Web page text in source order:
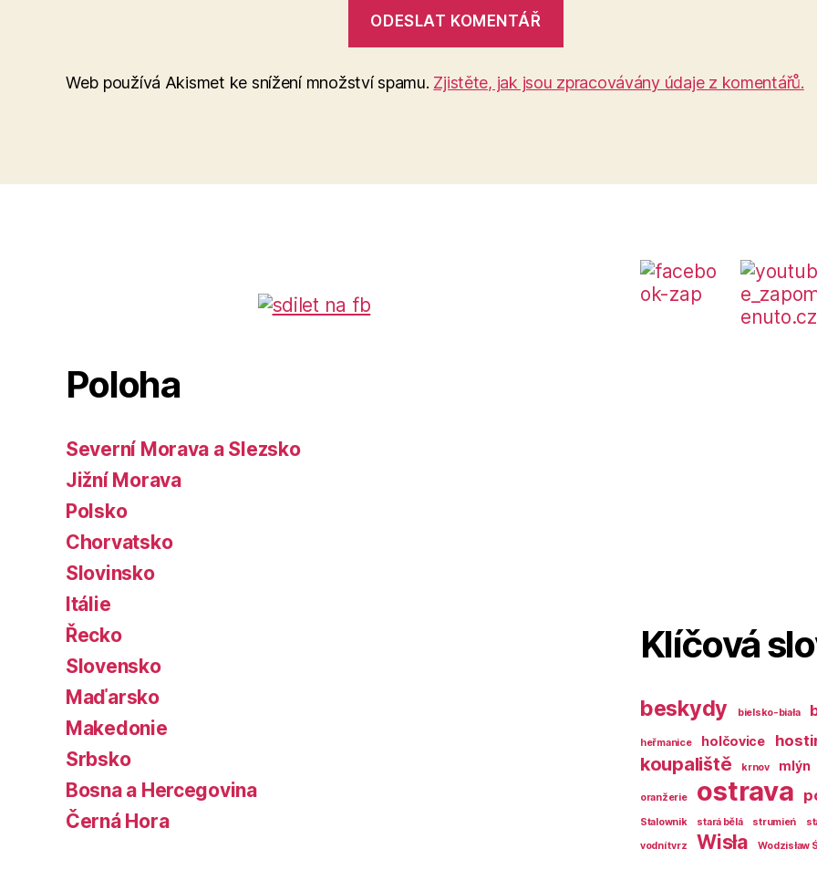
Web používá Akismet ke snížení množství spamu. Zjistěte, jak jsou zpracovávány údaje z komentářů.
Poloha
Severní Morava a Slezsko
Jižní Morava
Polsko
Chorvatsko
Slovinsko
Itálie
Řecko
Slovensko
Maďarsko
Makedonie
Srbsko
Bosna a Hercegovina
Černá Hora
Klíčová
beskydy bielsko-biała
heřmanice holčovice
koupaliště krnov mlýn
oranžerie ostrava
Stalownik stará bělá strumień
vodní tvrz
Wisła Wodzisław